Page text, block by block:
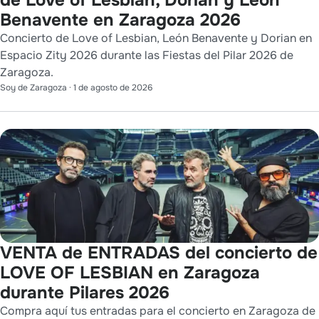
Benavente en Zaragoza 2026
Concierto de Love of Lesbian, León Benavente y Dorian en
Espacio Zity 2026 durante las Fiestas del Pilar 2026 de
Zaragoza.
Soy de Zaragoza · 1 de agosto de 2026
VENTA de ENTRADAS del concierto de
LOVE OF LESBIAN en Zaragoza
durante Pilares 2026
Compra aquí tus entradas para el concierto en Zaragoza de